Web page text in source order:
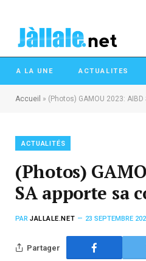
A LA UNE ACTUALITES
Accueil » (Photos) GAMOU 2023:
ACTUALITÉS
(Photos)
SA apporte sa
PAR JALLALE.NET 23 SEPTEMBRE
Partager